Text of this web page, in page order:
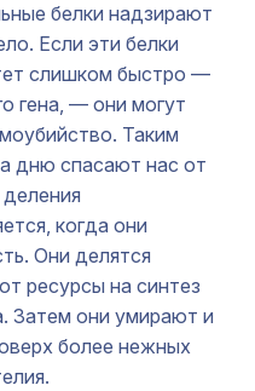
белки надзирают
Если эти белки
слишком быстро —
гена, — они могут
Таким
дню спасают нас от
когда они
Они делятся
ресурсы на синтез
Затем они умирают и
более нежных